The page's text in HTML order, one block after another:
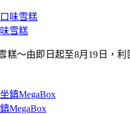
雪糕
糕～由即日起至8月19日，
MegaBox